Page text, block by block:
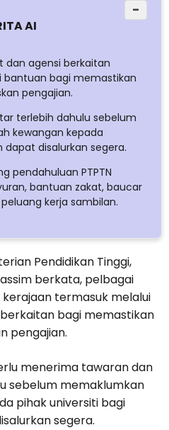
AI
−
dan agensi berkaitan
bantuan bagi memastikan
pengajian.
terlebih dahulu sebelum
kewangan kepada
disalurkan segera.
pendahuluan PTPTN
bantuan zakat, baucar
kerja sambilan.
Pendidikan Tinggi,
berkata, pelbagai
termasuk melalui
bagi memastikan
pengajian.
menerima tawaran dan
sebelum memaklumkan
pihak universiti bagi
segera.